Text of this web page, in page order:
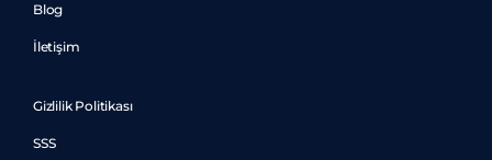
Blog
İletişim
Gizlilik Politikası
SSS